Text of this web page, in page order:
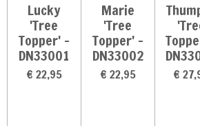
Lucky
'Tree
Topper' -
DN33001
€ 22,95
Marie
'Tree
Topper' -
DN33002
€ 22,95 €